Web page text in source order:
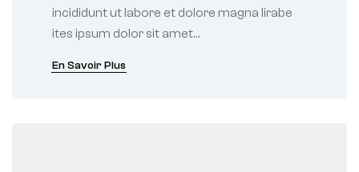
incididunt ut labore et dolore magna lirabe
ites ipsum dolor sit amet…
En Savoir Plus